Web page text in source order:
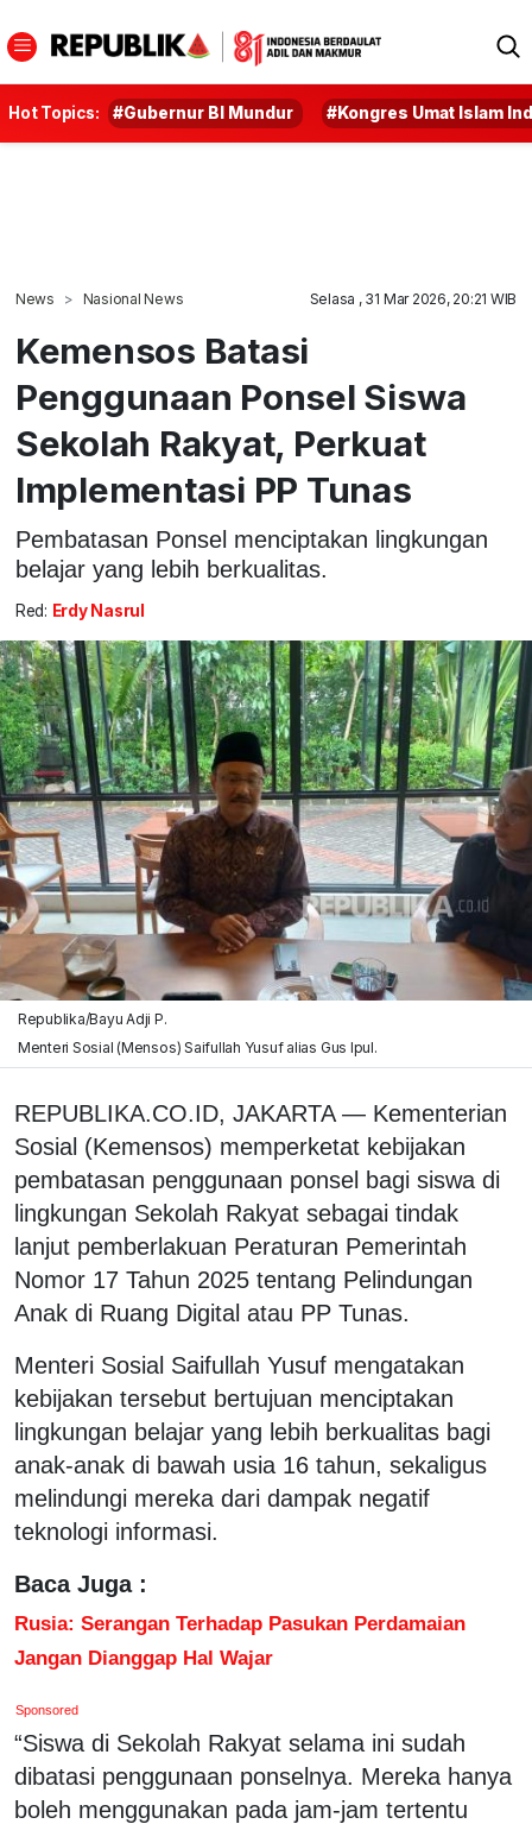
Hot Topics: #Gubernur BI Mundur #Kongres Umat Islam
News Nasional News Selasa , 31 Mar 2026, 20:21 WIB
Kemensos Batasi
Penggunaan Ponsel Siswa
Sekolah Rakyat, Perkuat
Implementasi PP Tunas
Pembatasan Ponsel menciptakan lingkungan
belajar yang lebih berkualitas.
Red: Erdy Nasrul
Republika/Bayu Adji P.
Menteri Sosial (Mensos) Saifullah Yusuf alias Gus Ipul.
REPUBLIKA.CO.ID, JAKARTA — Kementerian
Sosial (Kemensos) memperketat kebijakan
pembatasan penggunaan ponsel bagi siswa di
lingkungan Sekolah Rakyat sebagai tindak
lanjut pemberlakuan Peraturan Pemerintah
Nomor 17 Tahun 2025 tentang Pelindungan
Anak di Ruang Digital atau PP Tunas.
Menteri Sosial Saifullah Yusuf mengatakan
kebijakan tersebut bertujuan menciptakan
lingkungan belajar yang lebih berkualitas bagi
anak-anak di bawah usia 16 tahun, sekaligus
melindungi mereka dari dampak negatif
teknologi informasi.
Baca Juga :
Rusia: Serangan Terhadap Pasukan Perdamaian
Jangan Dianggap Hal Wajar
Sponsored
“Siswa di Sekolah Rakyat selama ini sudah
dibatasi penggunaan ponselnya. Mereka hanya
boleh menggunakan pada jam-jam tertentu